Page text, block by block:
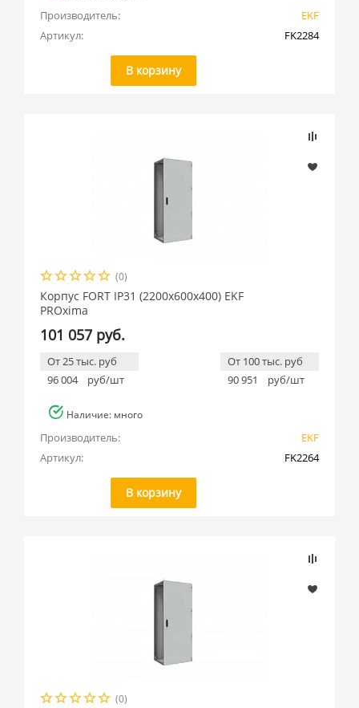
Производитель:
EKF
Артикул:
FK2284
В корзину
(0)
Корпус FORT IP31 (2200x600x400) EKF
PROxima
101 057 руб.
От 25 тыс. руб
96 004
руб/шт
От 100 тыс. руб
90 951
руб/шт
Наличие: много
Производитель:
EKF
Артикул:
FK2264
В корзину
(0)